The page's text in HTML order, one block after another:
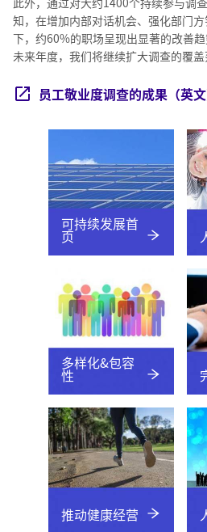
知，在增加内部对话机会、强化部门
下，约60%的职场呈现出显著的改善趋
未来年度，我们将继续扩大调查的覆盖
员工敬业度调查的成果（英文
可持续发展首
页
多样化&包容
性
推动健康经营